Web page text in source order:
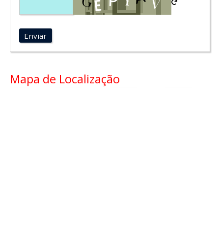
Enviar
Mapa de Localização